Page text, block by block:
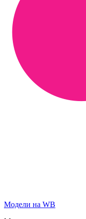
Модели на WB